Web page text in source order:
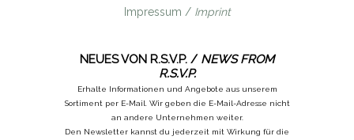
Impressum / Imprint
NEUES VON R.S.V.P. / NEWS FROM
R.S.V.P.
Erhalte Informationen und Angebote aus unserem
Sortiment per E-Mail. Wir geben die E-Mail-Adresse nicht
an andere Unternehmen weiter.
Den Newsletter kannst du jederzeit mit Wirkung für die